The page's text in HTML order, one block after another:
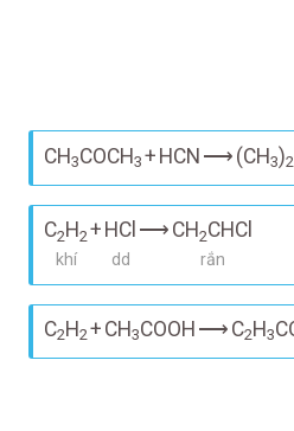
CH3COCH3 + HCN ⟶ (CH3)2
C2 H 2 + HCl ⟶ CH 2CHCl
khí dd rắn
C2H 2+ CH 3COOH ⟶ C2H 3